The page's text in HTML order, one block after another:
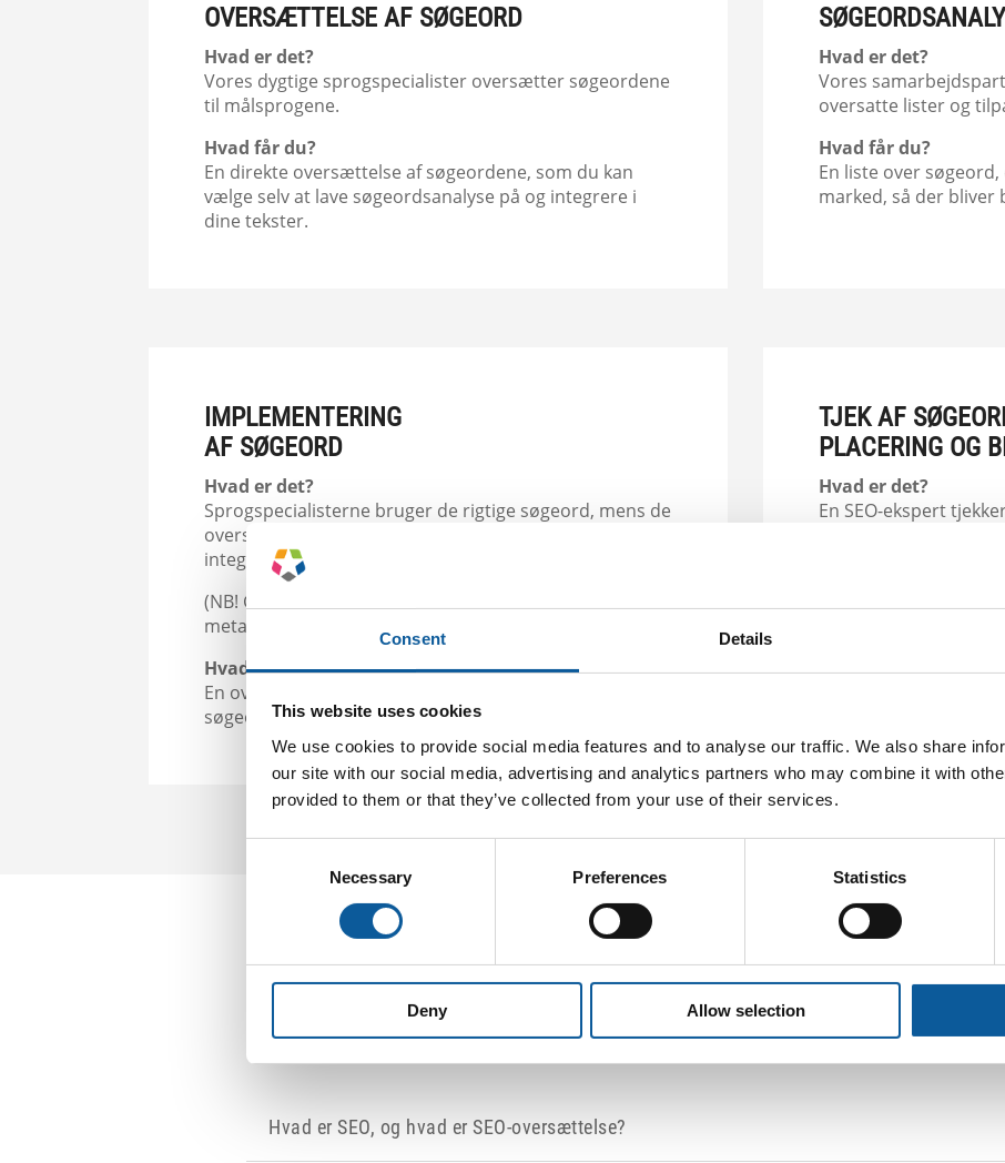
Consent Details
This website uses cookies
We use cookies to provide social media features and to analyse our traffic. We also share
our site with our social media, advertising and analytics partners who may combine it with
provided to them or that they’ve collected from your use of their services.
Necessary Preferences Statistics
Deny Allow selection
OVERSÆTTELSE AF SØGEORD
Hvad er det?
Vores dygtige sprogspecialister oversætter søgeordene
til målsprogene.
Hvad får du?
En direkte oversættelse af søgeordene, som du kan
vælge selv at lave søgeordsanalyse på og integrere i
dine tekster.
Hvad er det?
Vores
oversatte lister og
Hvad får du?
En liste over
marked, så der bliver
IMPLEMENTERING
AF SØGEORD
Hvad er det?
Sprogspecialisterne bruger de rigtige søgeord, mens de
oversætter dine webtekster eller Google Ads eller
integrerer dem i dine allerede oversatte tekster.
(NB! Glem ikke at få oversat dine SEO-titler (title tags) og
metabeskrivelser).
Hvad får du?
En oversat webtekst eller Google Ads, hvor de rigtige
søgeord er brugt.
TJEK AF
PLACERING OG
Hvad er det?
En SEO-ekspert
korrekt og brugt nok
En fuldt
FORDELE
Hvad er SEO, og hvad er SEO-oversættelse?